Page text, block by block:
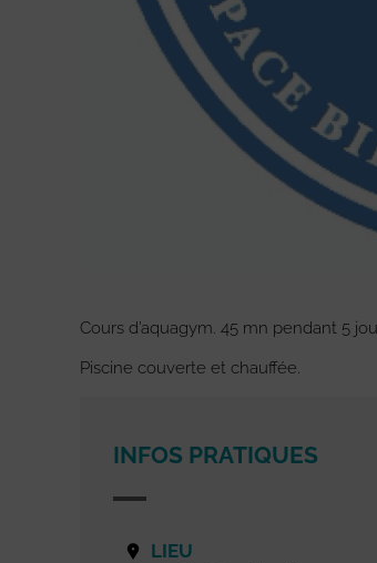
Cours d’aquagym. 45 mn pendant 5
Piscine couverte et chauffée.
INFOS PRATIQUES
LIEU